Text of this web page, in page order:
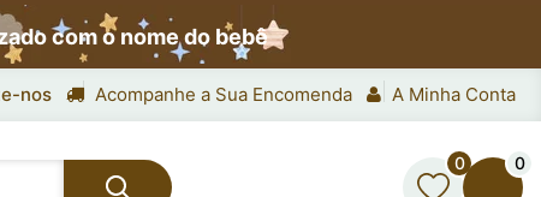
com o nome do bebê
nos Acompanhe a Sua Encomenda A Minha Conta
0 0